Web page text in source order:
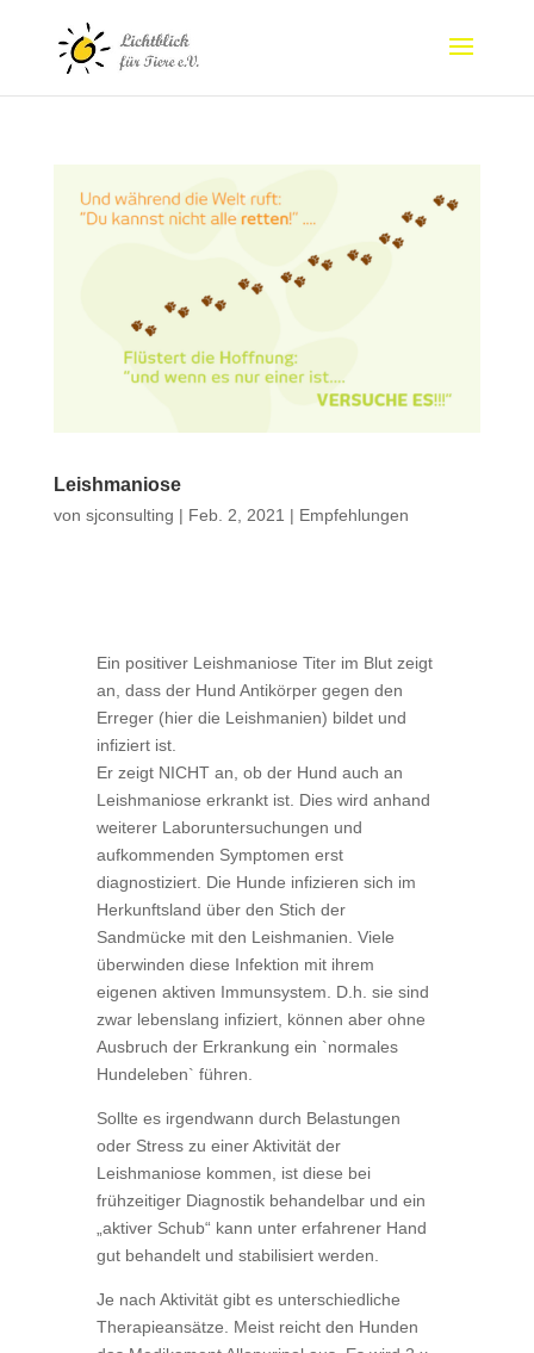
Leishmaniose
von sjconsulting | Feb. 2, 2021 | Empfehlungen
Ein positiver Leishmaniose Titer im Blut zeigt
an, dass der Hund Antikörper gegen den
Erreger (hier die Leishmanien) bildet und
infiziert ist.
Er zeigt NICHT an, ob der Hund auch an
Leishmaniose erkrankt ist. Dies wird anhand
weiterer Laboruntersuchungen und
aufkommenden Symptomen erst
diagnostiziert. Die Hunde infizieren sich im
Herkunftsland über den Stich der
Sandmücke mit den Leishmanien. Viele
überwinden diese Infektion mit ihrem
eigenen aktiven Immunsystem. D.h. sie sind
zwar lebenslang infiziert, können aber ohne
Ausbruch der Erkrankung ein `normales
Hundeleben` führen.
Sollte es irgendwann durch Belastungen
oder Stress zu einer Aktivität der
Leishmaniose kommen, ist diese bei
frühzeitiger Diagnostik behandelbar und ein
„aktiver Schub“ kann unter erfahrener Hand
gut behandelt und stabilisiert werden.
Je nach Aktivität gibt es unterschiedliche
Therapieansätze. Meist reicht den Hunden